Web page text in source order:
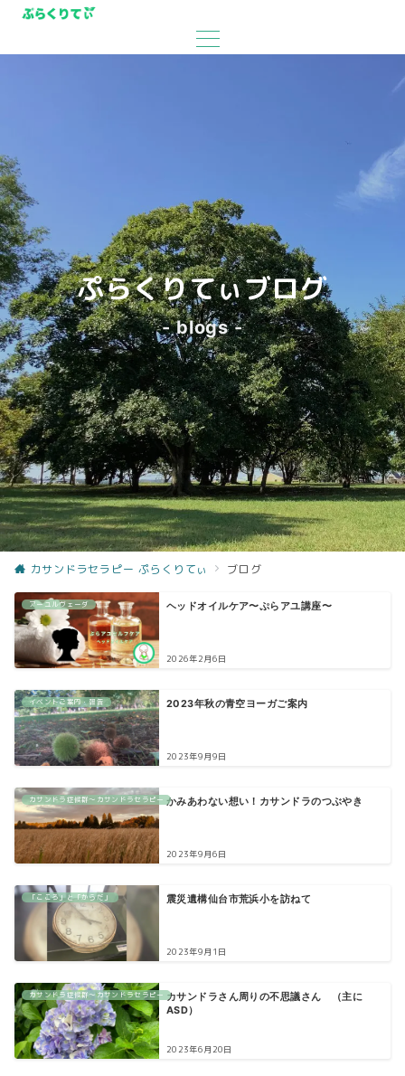
ぷらくりてぃブログ
- blogs -
カサンドラセラピー ぷらくりてぃ ブログ
アーユルヴェーダ ヘッドオイルケア〜ぷらアユ講座〜
2026年2月6日
イベントご案内・報告 2023年秋の青空ヨーガご案内
2023年9月9日
カサンドラ症候群〜カサンドラセラピー かみあわない想い！カサンドラのつぶやき
2023年9月6日
「こころ」と「からだ」 震災遺構仙台市荒浜小を訪ねて
2023年9月1日
カサンドラ症候群〜カサンドラセラピー カサンドラさん周りの不思議さん （主に
ASD）
2023年6月20日